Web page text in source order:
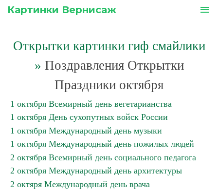
Картинки Вернисаж menu
Открытки картинки гиф смайлики
» Поздравления Открытки
Праздники октября
1 октября Всемирный день вегетарианства
1 октября День сухопутных войск России
1 октября Международный день музыки
1 октября Международный день пожилых людей
2 октября Всемирный день социального педагога
2 октября Международный день архитектуры
2 октяря Международный день врача